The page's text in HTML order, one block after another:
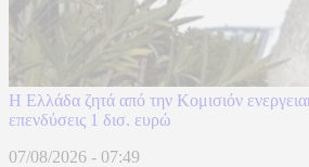
Η Ελλάδα ζητά από την Κομισιόν
επενδύσεις 1 δισ. ευρώ
07/08/2026 - 07:49